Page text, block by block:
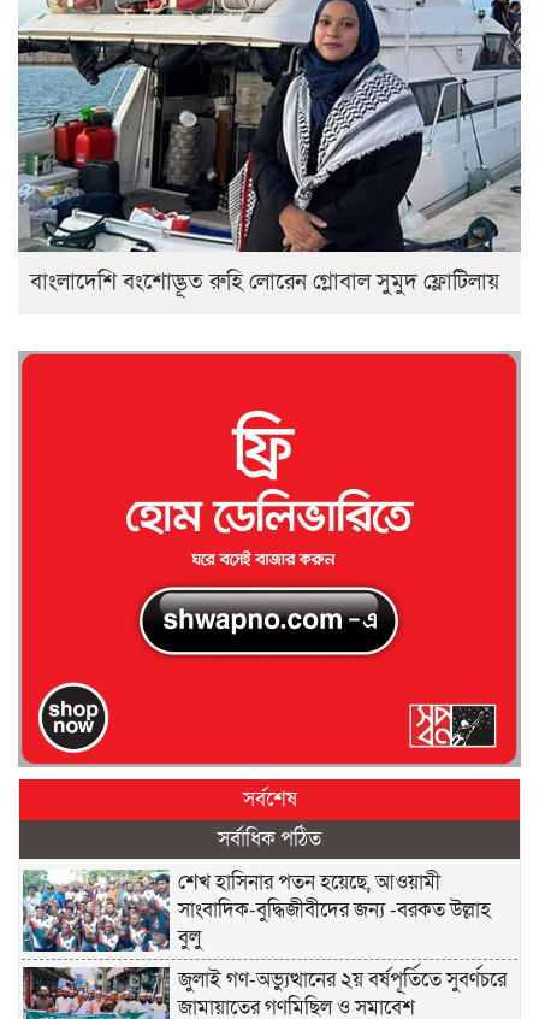
বাংলাদেশি বংশোদ্ভূত রুহি লোরেন গ্লোবাল সুমুদ ফ্লোটিলায়
সর্বশেষ
সর্বাধিক পঠিত
শেখ হাসিনার পতন হয়েছে, আওয়ামী
সাংবাদিক-বুদ্ধিজীবীদের জন্য -বরকত উল্লাহ
বুলু
জুলাই গণ-অভ্যুত্থানের ২য় বর্ষপূর্তিতে সুবর্ণচরে
জামায়াতের গণমিছিল ও সমাবেশ